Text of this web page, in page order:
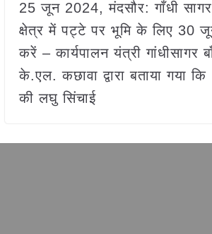
25 जून 2024, मंदसौर: गाँधी
क्षेत्र में पट्टे पर भूमि के लिए 30
करें – कार्यपालन यंत्री गांधीसागर
के.एल. कछावा द्वारा बताया गया
की लघु सिंचाई